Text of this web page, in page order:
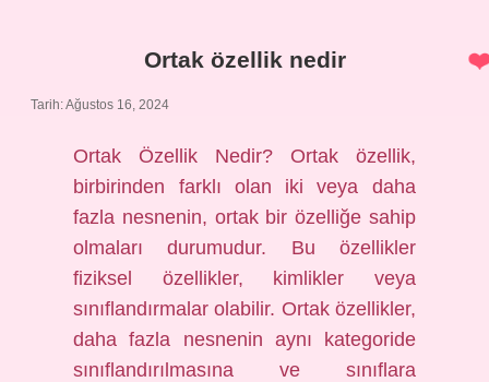
Ortak özellik nedir
Tarih: Ağustos 16, 2024
Ortak Özellik Nedir? Ortak özellik,
birbirinden farklı olan iki veya daha
fazla nesnenin, ortak bir özelliğe sahip
olmaları durumudur. Bu özellikler
fiziksel özellikler, kimlikler veya
sınıflandırmalar olabilir. Ortak özellikler,
daha fazla nesnenin aynı kategoride
sınıflandırılmasına ve sınıflara